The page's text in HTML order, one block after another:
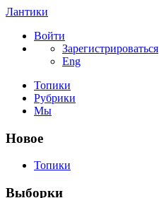
Лантики
Войти
Зарегистрироваться
Eng
Топики
Рубрики
Мы
Новое
Топики
Выборки